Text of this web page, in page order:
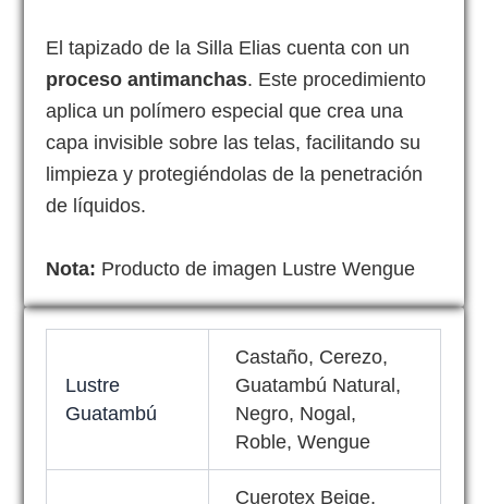
El tapizado de la Silla Elias cuenta con un
proceso antimanchas. Este procedimiento
aplica un polímero especial que crea una
capa invisible sobre las telas, facilitando su
limpieza y protegiéndolas de la penetración
de líquidos.
Nota: Producto de imagen Lustre Wengue
Lustre
Guatambú
Castaño, Cerezo,
Guatambú Natural,
Negro, Nogal,
Roble, Wengue
Cuerotex Beige,